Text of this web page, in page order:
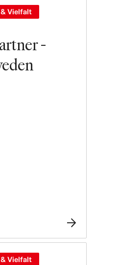
-
& Vielfalt
& Vielfalt